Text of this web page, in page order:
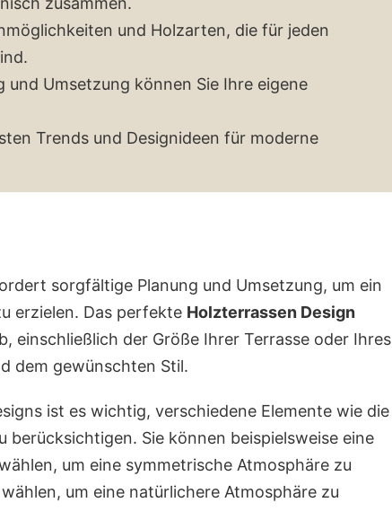
und Holzarten, die für jeden
Umsetzung können Sie Ihre eigene
Trends und Designideen für moderne
sorgfältige Planung und Umsetzung, um ein
erzielen. Das perfekte Holzterrassen Design
einschließlich der Größe Ihrer Terrasse oder Ihres
dem gewünschten Stil.
ist es wichtig, verschiedene Elemente wie die
berücksichtigen. Sie können beispielsweise eine
um eine symmetrische Atmosphäre zu
um eine natürlichere Atmosphäre zu